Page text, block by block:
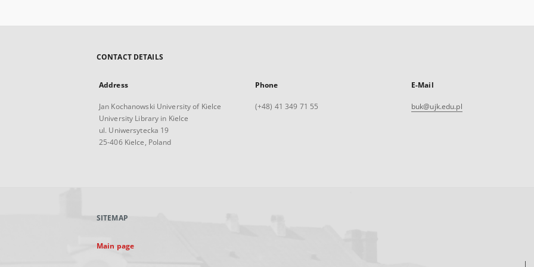
CONTACT DETAILS
Address
Jan Kochanowski University of Kielce
University Library in Kielce
ul. Uniwersytecka 19
25-406 Kielce, Poland
Phone
(+48) 41 349 71 55
E-Mail
buk@ujk.edu.pl
SITEMAP
Main page